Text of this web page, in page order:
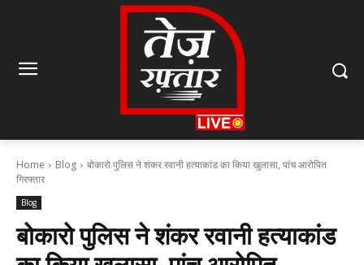
Home Blog
बोकारो पुलिस ने शंकर रवानी हत्याकांड का किया खुलासा, पांच आरोपित
गिरफ्तार
Blog
बोकारो पुलिस ने शंकर रवानी हत्याकांड